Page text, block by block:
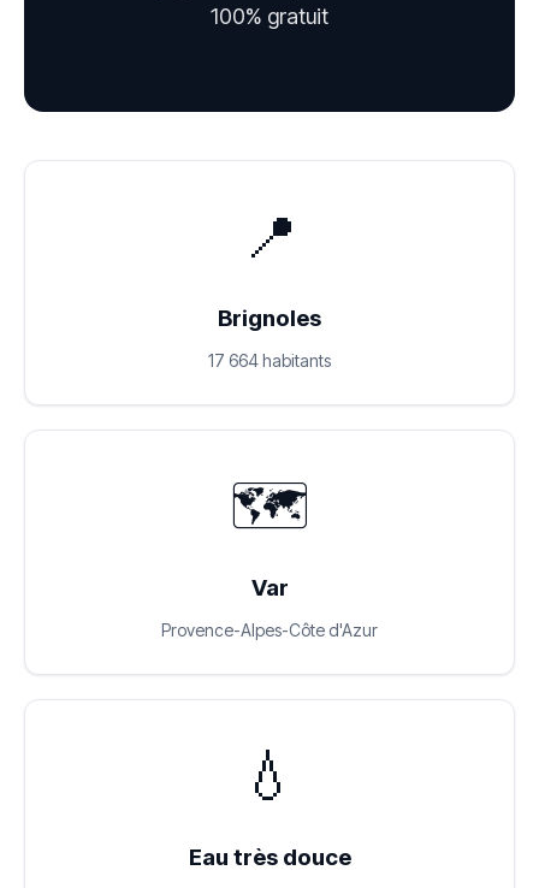
100% gratuit
📍
Brignoles
17 664 habitants
🗺️
Var
Provence-Alpes-Côte d'Azur
💧
Eau très douce